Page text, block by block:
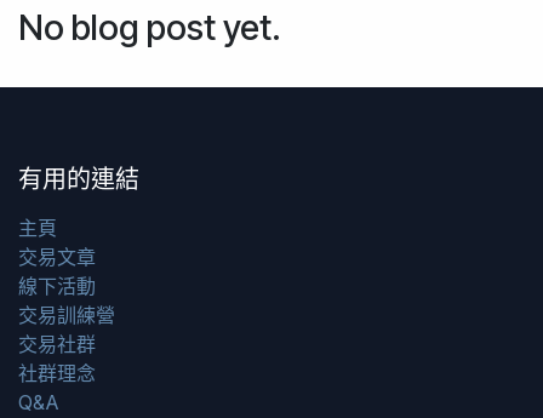
No blog post yet.
有用的連結
主頁
交易文章
線下活動
交易訓練營
交易社群
社群理念
Q&A